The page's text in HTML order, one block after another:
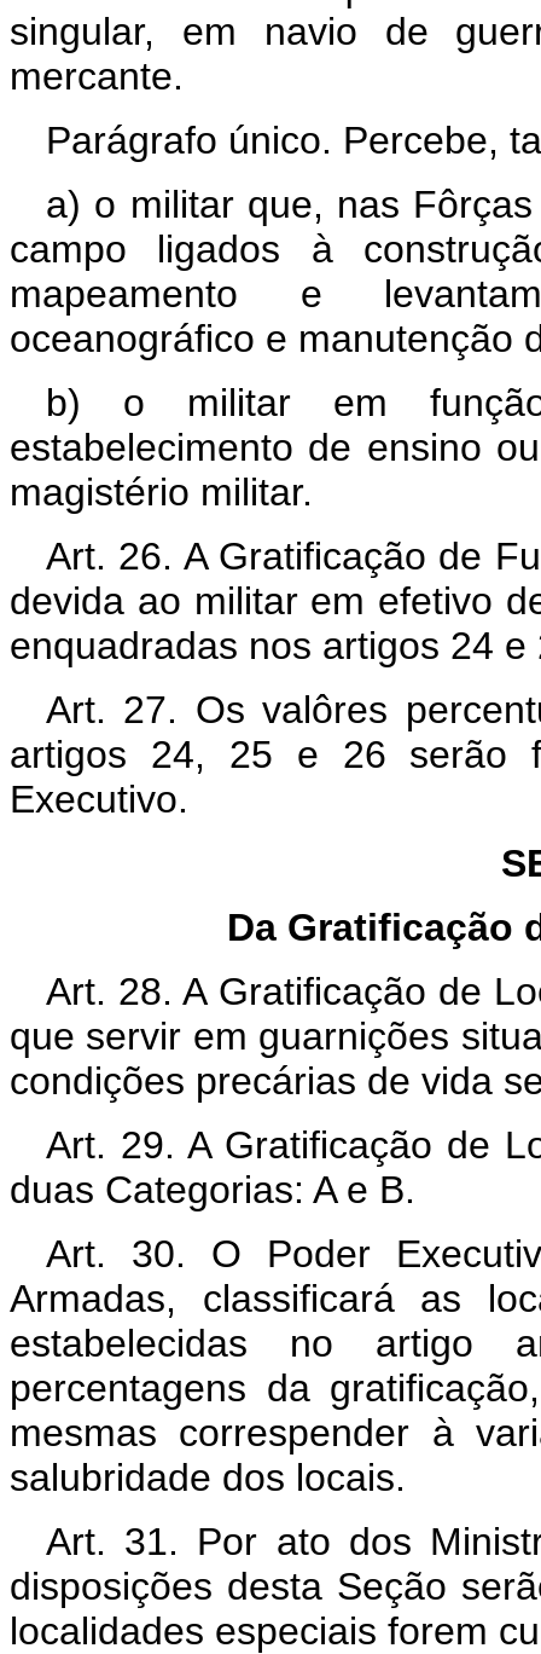
singular, em navio de
mercante.
Parágrafo único. Percebe,
a) o militar que, nas
campo ligados à
mapeamento e
oceanográfico e manutenção
b) o militar em
estabelecimento de ensino
magistério militar.
Art. 26. A Gratificação de
devida ao militar em efetivo
enquadradas nos artigos 24
Art. 27. Os valôres
artigos 24, 25 e 26 serão
Executivo.
Da Gratificação
Art. 28. A Gratificação de
que servir em guarnições
condições precárias de vida
Art. 29. A Gratificação de
duas Categorias: A e B.
Art. 30. O Poder
Armadas, classificará as
estabelecidas no artigo
percentagens da
mesmas correspender à
salubridade dos locais.
Art. 31. Por ato dos
disposições desta Seção
localidades especiais forem